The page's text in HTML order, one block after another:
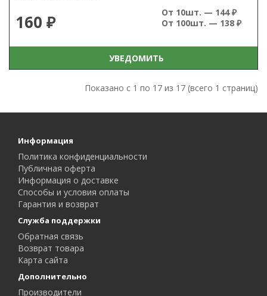
160 ₽
От 10шт. — 144 ₽
От 100шт. — 138 ₽
УВЕДОМИТЬ
Показано с 1 по 17 из 17 (всего 1 страниц)
Информация
Политика конфиденциальности
Публичная оферта
Информация о доставке
Способы и условия оплаты
Гарантия и возврат
Служба поддержки
Обратная связь
Возврат товара
Карта сайта
Дополнительно
Производители